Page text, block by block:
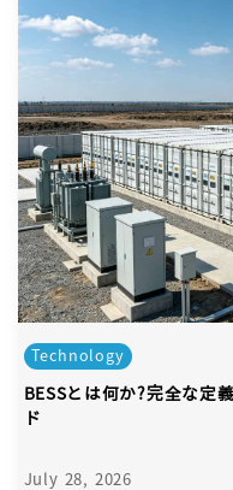
Technology
BESSとは何か?完全な定
ド
July 28, 2026